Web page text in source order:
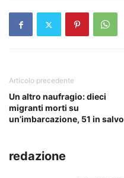
Articolo precedente
Un altro naufragio: dieci
migranti morti su
un’imbarcazione, 51 in salvo
redazione